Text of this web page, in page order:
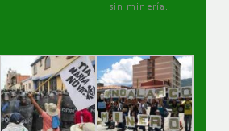
sin minería.